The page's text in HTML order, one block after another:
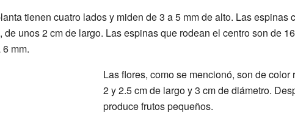
tienen cuatro lados y miden de 3 a 5 mm de alto. Las espinas
de unos 2 cm de largo. Las espinas que rodean el centro son de
mm.
Las flores, como se mencionó, son de
2 y 2.5 cm de largo y 3 cm de diámetro.
produce frutos pequeños.